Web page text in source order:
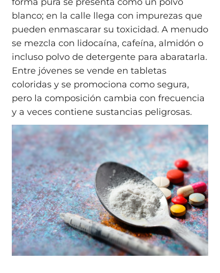
blanco; en la calle llega con impurezas que
pueden enmascarar su toxicidad. A menudo
se mezcla con lidocaína, cafeína, almidón o
incluso polvo de detergente para abaratarla.
Entre jóvenes se vende en tabletas
coloridas y se promociona como segura,
pero la composición cambia con frecuencia
y a veces contiene sustancias peligrosas.